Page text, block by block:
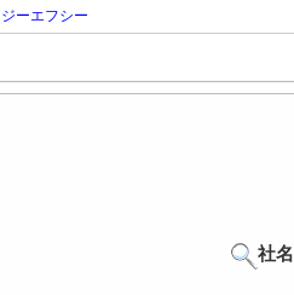
ジーエフシー
社名